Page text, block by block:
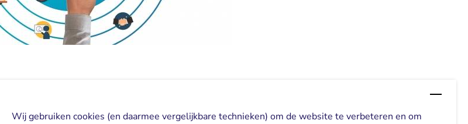
Wij gebruiken cookies (en daarmee vergelijkbare technieken) om de website te verbeteren en om